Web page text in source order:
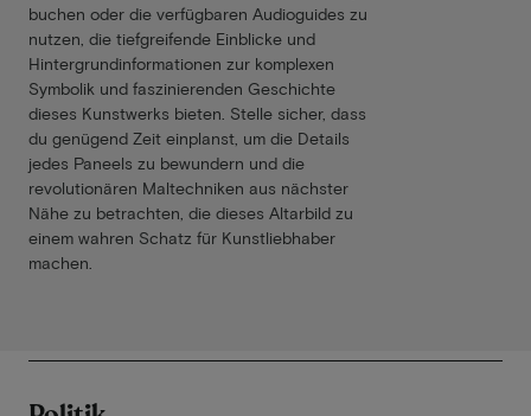
buchen oder die verfügbaren Audioguides zu
nutzen, die tiefgreifende Einblicke und
Hintergrundinformationen zur komplexen
Symbolik und faszinierenden Geschichte
dieses Kunstwerks bieten. Stelle sicher, dass
du genügend Zeit einplanst, um die Details
jedes Paneels zu bewundern und die
revolutionären Maltechniken aus nächster
Nähe zu betrachten, die dieses Altarbild zu
einem wahren Schatz für Kunstliebhaber
machen.